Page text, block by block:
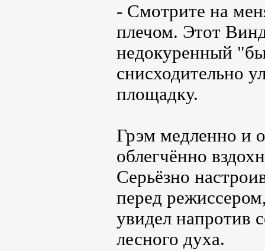
- Смотрите на
плечом. Этот
недокуренный
снисходительно
площадку.
Грэм медленно и
облегчённо
Серьёзно
перед
увидел напротив
лесного духа.